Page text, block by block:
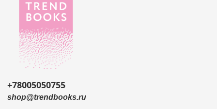
+78005050755
shop@trendbooks.ru